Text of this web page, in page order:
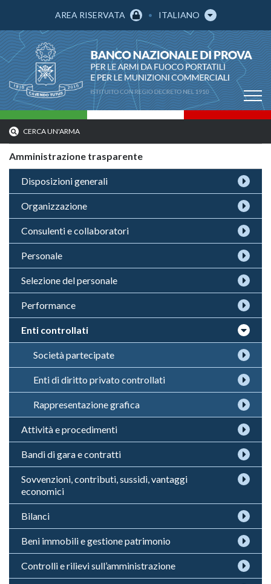
AREA RISERVATA ITALIANO
CERCA UN'ARMA
Amministrazione trasparente
Disposizioni generali
Organizzazione
Consulenti e collaboratori
Personale
Selezione del personale
Performance
Enti controllati
Società partecipate
Enti di diritto privato controllati
Rappresentazione grafica
Attività e procedimenti
Bandi di gara e contratti
Sovvenzioni, contributi, sussidi, vantaggi
economici
Bilanci
Beni immobili e gestione patrimonio
Controlli e rilievi sull’amministrazione